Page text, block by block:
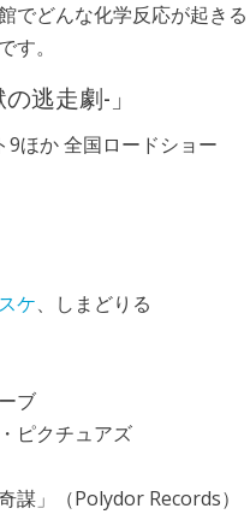
でどんな化学反応が起きる
す。
の逃走劇-」
ほか 全国ロードショー
ケ、しまどりる
ブ
ピクチュアズ
謀」（Polydor Records）